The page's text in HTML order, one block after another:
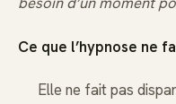
Ce que l’hypnose ne
Elle ne fait pas